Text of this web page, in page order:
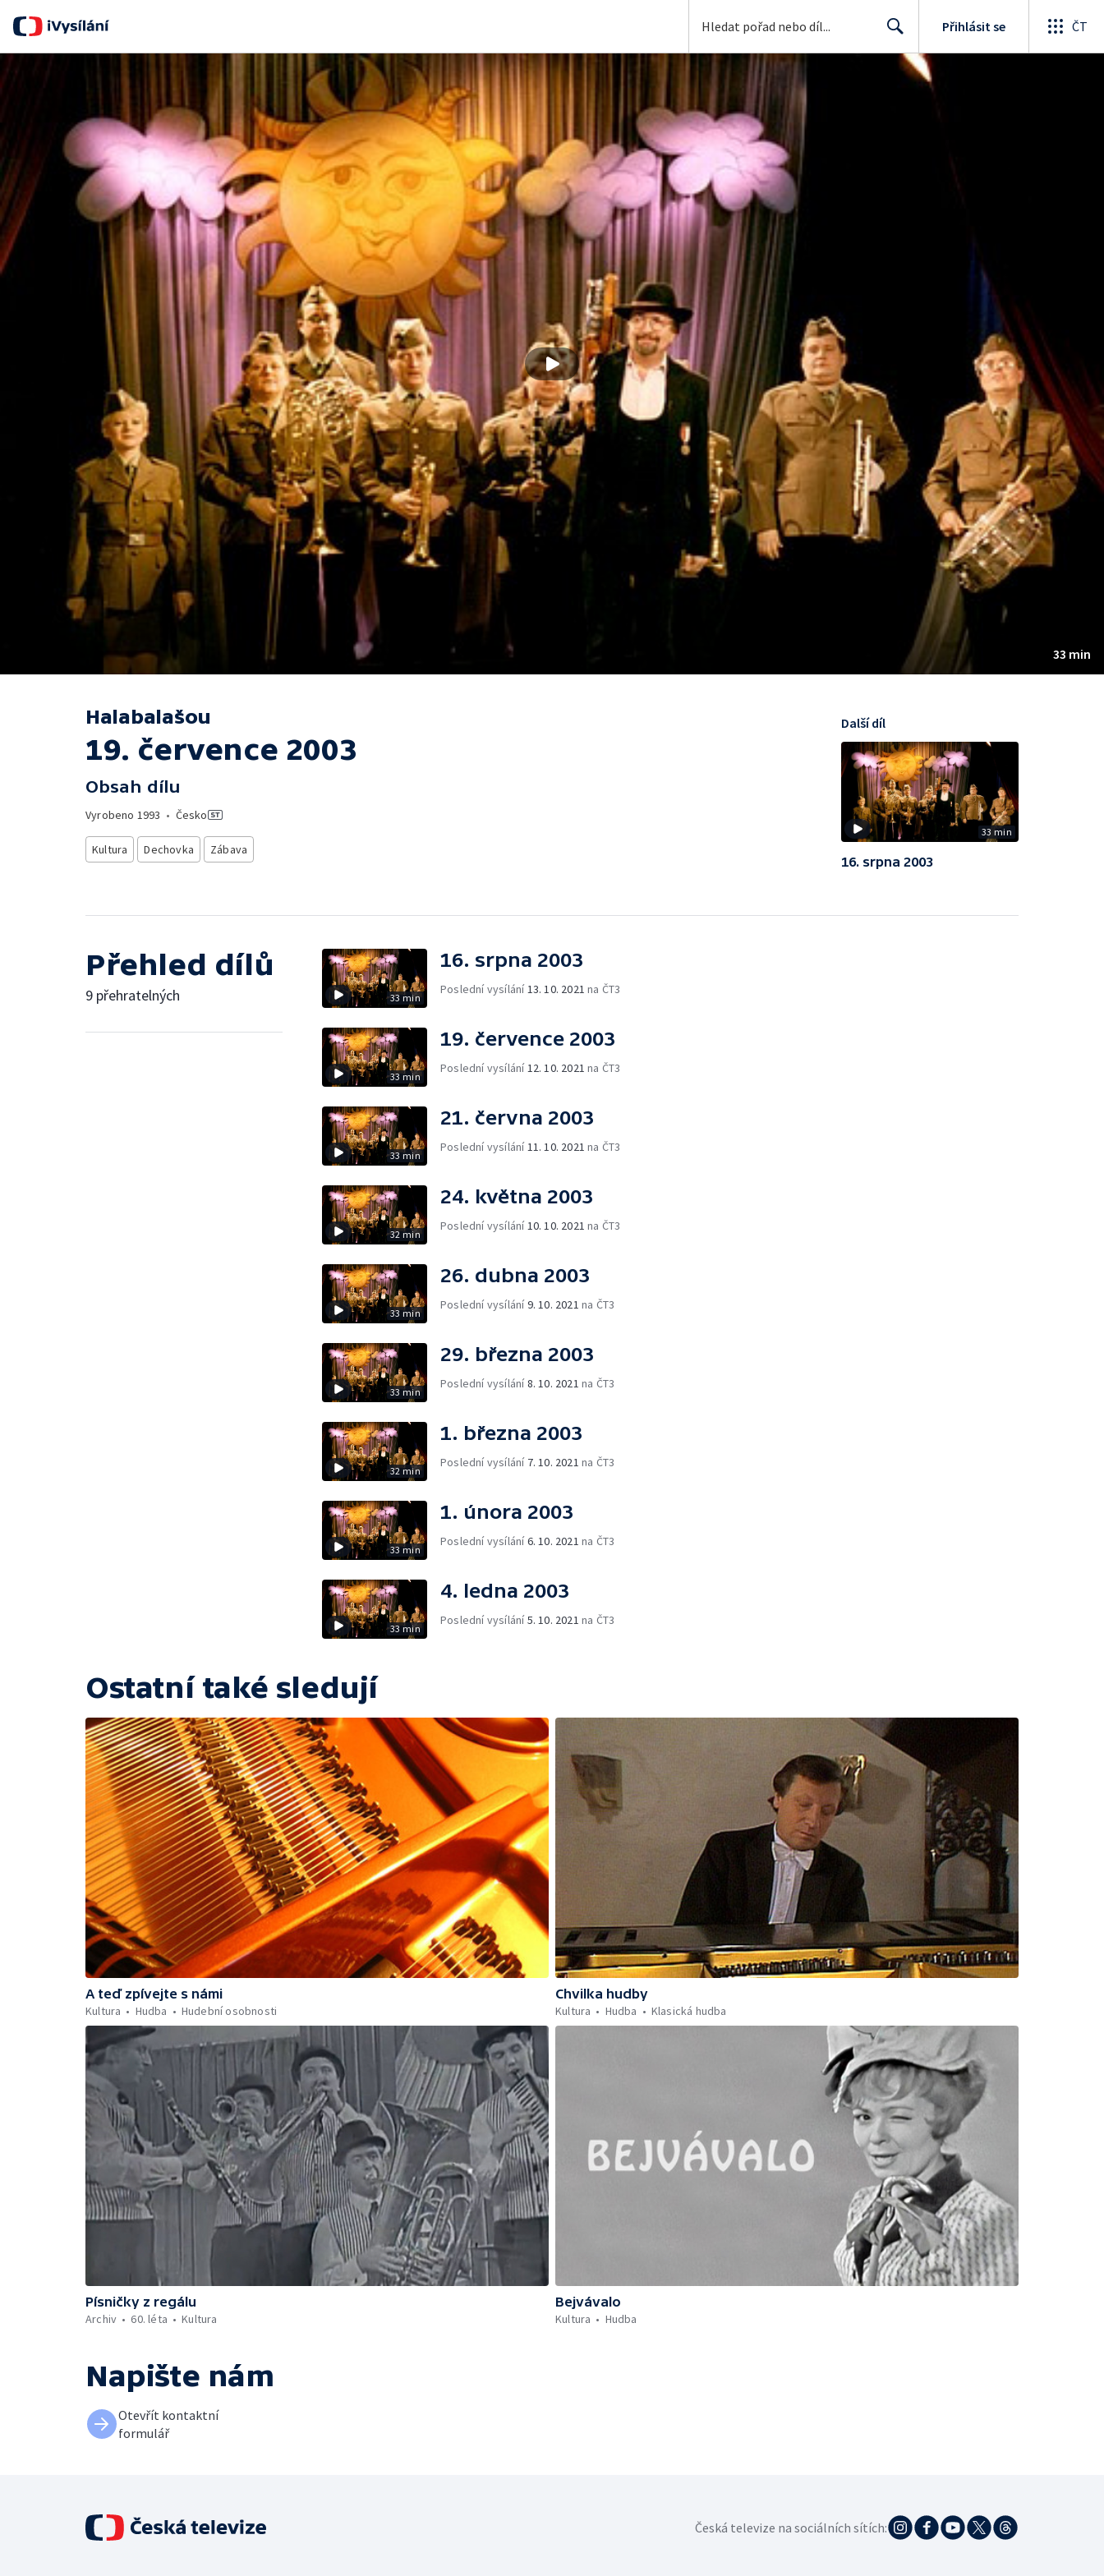
Search
Přihlásit se ČT
33 min
Halabalašou
19. července 2003
Obsah dílu
Vyrobeno 1993 • Česko
Kultura Dechovka Zábava
33 min
Další díl
16. srpna 2003
Přehled dílů
9 přehratelných 33 min
16. srpna 2003
Poslední vysílání 13. 10. 2021 na ČT3
33 min
19. července 2003
Poslední vysílání 12. 10. 2021 na ČT3
33 min
21. června 2003
Poslední vysílání 11. 10. 2021 na ČT3
32 min
24. května 2003
Poslední vysílání 10. 10. 2021 na ČT3
33 min
26. dubna 2003
Poslední vysílání9. 10. 2021 na ČT3
33 min
29. března 2003
Poslední vysílání8. 10. 2021 na ČT3
32 min
1. března 2003
Poslední vysílání 7. 10. 2021 na ČT3
33 min
1. února 2003
Poslední vysílání6. 10. 2021 na ČT3
33 min
4. ledna 2003
Poslední vysílání5. 10. 2021 na ČT3
Ostatní také sledují
A teď zpívejte s námi
Kultura
Hudba Hudební osobnosti
Chvilka hudby
Kultura
Hudba Klasická hudba
Písničky z regálu
Archiv
60. léta Kultura
Bejvávalo
Kultura
Hudba
Napište nám
Otevřít kontaktní
formulář
Česká televize na sociálních sítích: